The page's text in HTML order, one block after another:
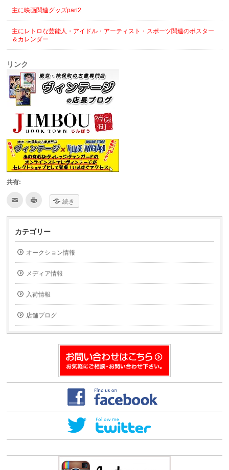
主に映画関連グッズpart2
主にレトロな芸能人・アイドル・アーティスト・スポーツ関連のポスター
＆カレンダー
リンク
共有:
ク
て
友
達
へ
メ
で
送
信
(新
し
い
ィ
ド
ウ
ク
て
印
刷
し
ィ
ン
ド
ウ
で
開
ま
す)
続き
カテゴリー
オークション情報
メディア情報
入荷情報
店舗ブログ